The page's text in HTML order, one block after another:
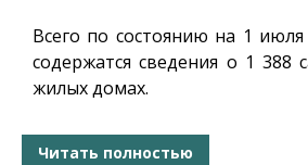
Всего по состоянию на 1
содержатся сведения о 1 388
жилых домах.
Читать полностью